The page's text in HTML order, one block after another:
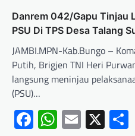
Danrem 042/Gapu Tinjau
PSU Di TPS Desa Talang
JAMBI.MPN-Kab.Bungo –
Putih, Brigjen TNI Heri
langsung meninjau
(PSU)…
Facebook
WhatsApp
Email
X